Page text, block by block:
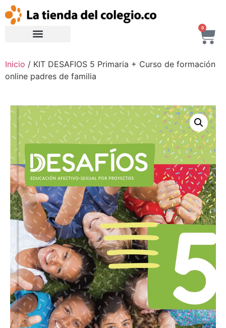
0
Inicio / KIT DESAFIOS 5 Primaria + Curso de formación
online padres de familia